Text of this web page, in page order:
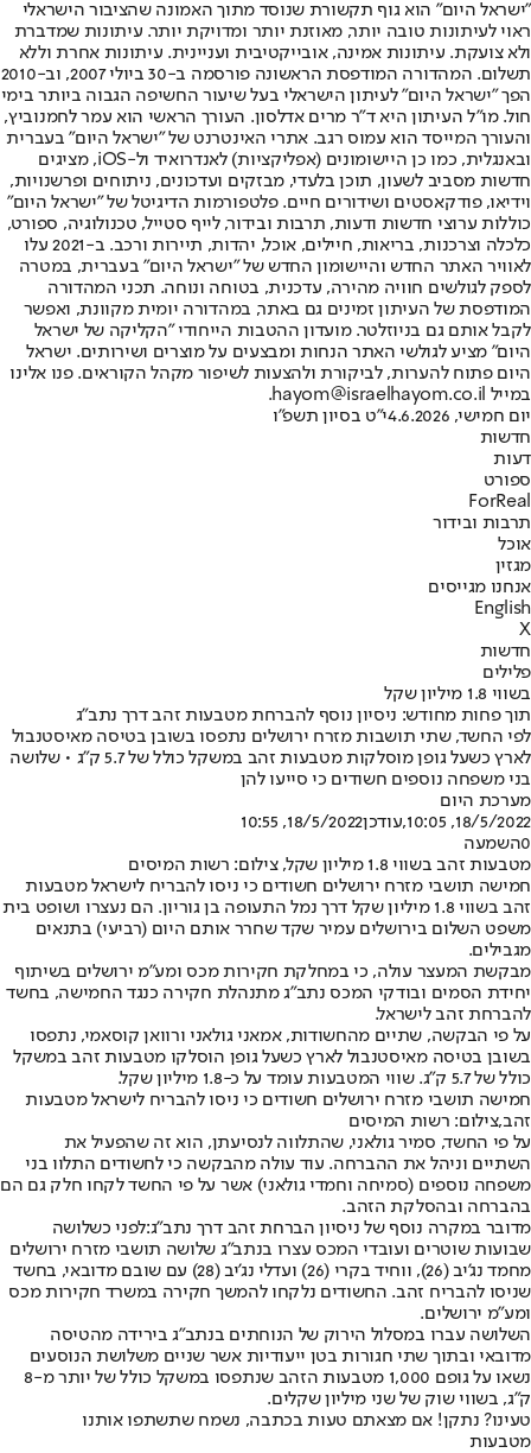
"ישראל היום" הוא גוף תקשורת שנוסד מתוך האמונה שהציבור הישראלי
ראוי לעיתונות טובה יותר, מאוזנת יותר ומדויקת יותר. עיתונות שמדברת
ולא צועקת. עיתונות אמינה, אובייקטיבית ועניינית. עיתונות אחרת וללא
תשלום. המהדורה המודפסת הראשונה פורסמה ב-30 ביולי 2007, וב-2010
הפך "ישראל היום" לעיתון הישראלי בעל שיעור החשיפה הגבוה ביותר בימי
חול. מו"ל העיתון היא ד"ר מרים אדלסון. העורך הראשי הוא עמר לחמנוביץ,
והעורך המייסד הוא עמוס רגב. אתרי האינטרנט של "ישראל היום" בעברית
ובאנגלית, כמו כן היישומונים (אפליקציות) לאנדרואיד ול-iOS, מציגים
חדשות מסביב לשעון, תוכן בלעדי, מבזקים ועדכונים, ניתוחים ופרשנויות,
וידיאו, פודקאסטים ושידורים חיים. פלטפורמות הדיגיטל של "ישראל היום"
כוללות ערוצי חדשות ודעות, תרבות ובידור, לייף סטייל, טכנולוגיה, ספורט,
כלכלה וצרכנות, בריאות, חיילים, אוכל, יהדות, תיירות ורכב. ב-2021 עלו
לאוויר האתר החדש והיישומון החדש של "ישראל היום" בעברית, במטרה
לספק לגולשים חוויה מהירה, עדכנית, בטוחה ונוחה. תכני המהדורה
המודפסת של העיתון זמינים גם באתר, במהדורה יומית מקוונת, ואפשר
לקבל אותם גם בניוזלטר. מועדון ההטבות הייחודי "הקליקה של ישראל
היום" מציע לגולשי האתר הנחות ומבצעים על מוצרים ושירותים. ישראל
היום פתוח להערות, לביקורת ולהצעות לשיפור מקהל הקוראים. פנו אלינו
במייל hayom@israelhayom.co.il.
יום חמישי, 4.6.2026
י"ט בסיון תשפ"ו
חדשות
דעות
ספורט
ForReal
תרבות ובידור
אוכל
מגזין
אנחנו מגייסים
English
X
חדשות
פלילים
בשווי 1.8 מיליון שקל
תוך פחות מחודש: ניסיון נוסף להברחת מטבעות זהב דרך נתב"ג
לפי החשד, שתי תושבות מזרח ירושלים נתפסו בשובן בטיסה מאיסטנבול
לארץ כשעל גופן מוסלקות מטבעות זהב במשקל כולל של 5.7 ק"ג • שלושה
בני משפחה נוספים חשודים כי סייעו להן
מערכת היום
18/5/2022, 10:05
,עודכן18/5/2022, 10:55
0השמעה
מטבעות זהב בשווי 1.8 מיליון שקל, צילום: רשות המיסים
חמישה תושבי מזרח ירושלים חשודים כי ניסו להבריח לישראל מטבעות
זהב בשווי 1.8 מיליון שקל דרך נמל התעופה בן גוריון. הם נעצרו ושופט בית
משפט השלום בירושלים עמיר שקד שחרר אותם היום (רביעי) בתנאים
מגבילים.
מבקשת המעצר עולה, כי במחלקת חקירות מכס ומע"מ ירושלים בשיתוף
יחידת הסמים ובודקי המכס נתב"ג מתנהלת חקירה כנגד החמישה, בחשד
להברחת זהב לישראל.
על פי הבקשה, שתיים מהחשודות, אמאני גולאני ורוואן קוסאמי, נתפסו
בשובן בטיסה מאיסטנבול לארץ כשעל גופן הוסלקו מטבעות זהב במשקל
כולל של 5.7 ק"ג. שווי המטבעות עומד על כ-1.8 מיליון שקל.
חמישה תושבי מזרח ירושלים חשודים כי ניסו להבריח לישראל מטבעות
זהב,צילום: רשות המיסים
על פי החשד, סמיר גולאני, שהתלווה לנסיעתן, הוא זה שהפעיל את
השתיים וניהל את ההברחה. עוד עולה מהבקשה כי לחשודים התלוו בני
משפחה נוספים (סמיחה וחמדי גולאני) אשר על פי החשד לקחו חלק גם הם
בהברחה ובהסלקת הזהב.
מדובר במקרה נוסף של ניסיון הברחת זהב דרך נתב"ג:לפני כשלושה
שבועות שוטרים ועובדי המכס עצרו בנתב"ג שלושה תושבי מזרח ירושלים
מחמד נג'יב (26), ווחיד בקרי (26) ועדלי נג'יב (28) עם שובם מדובאי, בחשד
שניסו להבריח זהב. החשודים נלקחו להמשך חקירה במשרד חקירות מכס
ומע"מ ירושלים.
השלושה עברו במסלול הירוק של הנוחתים בנתב"ג בירידה מהטיסה
מדובאי ובתוך שתי חגורות בטן ייעודיות אשר שניים משלושת הנוסעים
נשאו על גופם 1,000 מטבעות הזהב שנתפסו במשקל כולל של יותר מ-8
ק"ג, בשווי שוק של שני מיליון שקלים.
טעינו? נתקן! אם מצאתם טעות בכתבה, נשמח שתשתפו אותנו
מטבעות